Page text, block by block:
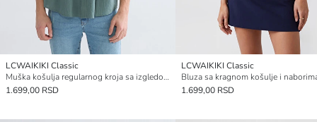
LCWAIKIKI Classic
Muška košulja regularnog kroja sa izgledom lana
1.699,00 RSD
LCWAIKIKI Classic
Bluza sa kragnom košulje i
1.699,00 RSD